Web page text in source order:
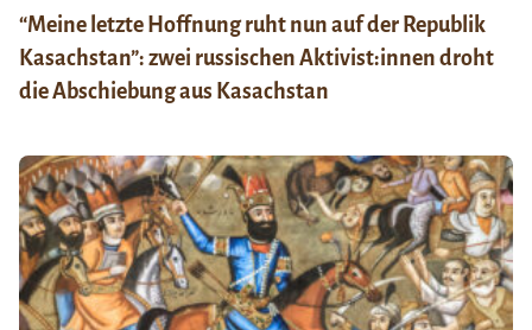
“Meine letzte Hoffnung ruht nun auf der Republik
Kasachstan”: zwei russischen Aktivist:innen droht
die Abschiebung aus Kasachstan